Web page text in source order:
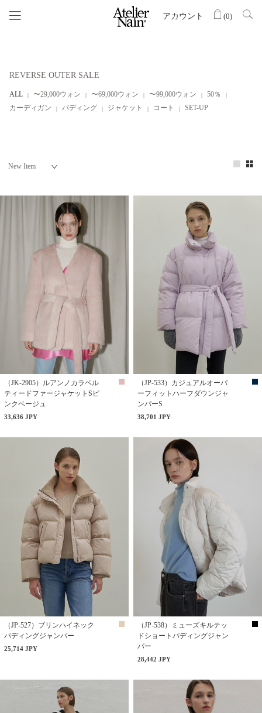
アカウント (0)
REVERSE OUTER SALE
ALL 〜29,000ウォン 〜69,000ウォン 〜99,000ウォン
50％
カーディガン
パディング ジャケット コート SET-UP
（JK-2905）ルアンノカラベル
ティードファージャケットSピ
ンクベージュ
33,636 JPY
（JP-533）カジュアルオーバ
ーフィットハーフダウンジャ
ンパーS
38,701 JPY
（JP-527）ブリンハイネック
パディングジャンパー
25,714 JPY
（JP-538）ミューズキルテッ
ドショートパディングジャン
パー
28,442 JPY